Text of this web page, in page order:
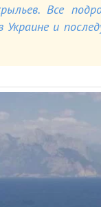
Все
Украине и